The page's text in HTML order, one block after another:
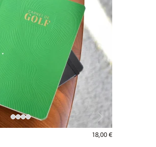
18,00 €